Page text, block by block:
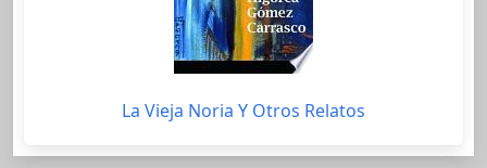
La Vieja Noria Y Otros Relatos